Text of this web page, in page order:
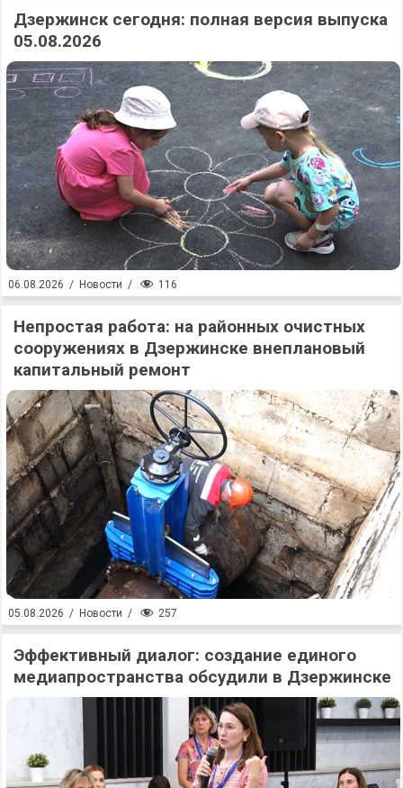
Дзержинск сегодня: полная версия выпуска
05.08.2026
06.08.2026 / Новости / 116
Непростая работа: на районных очистных
сооружениях в Дзержинске внеплановый
капитальный ремонт
05.08.2026 / Новости / 257
Эффективный диалог: создание единого
медиапространства обсудили в Дзержинске